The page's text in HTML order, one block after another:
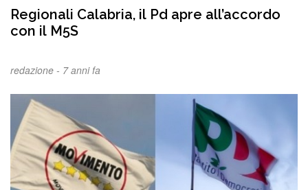
Regionali Calabria, il Pd apre all’accordo
con il M5S
redazione - 7 anni fa